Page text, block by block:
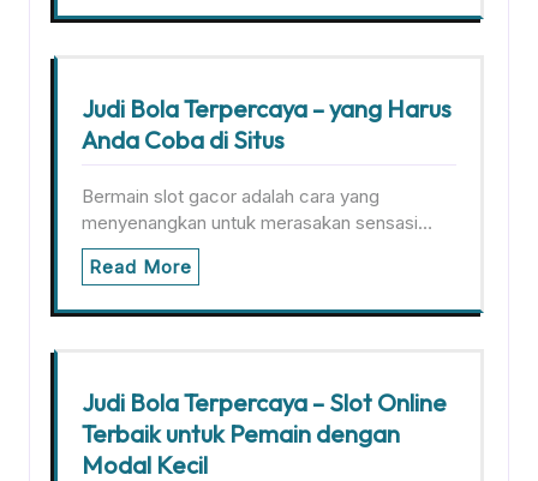
Judi Bola Terpercaya – yang Harus
Anda Coba di Situs
Bermain slot gacor adalah cara yang
menyenangkan untuk merasakan sensasi…
Read More
Judi Bola Terpercaya – Slot Online
Terbaik untuk Pemain dengan
Modal Kecil